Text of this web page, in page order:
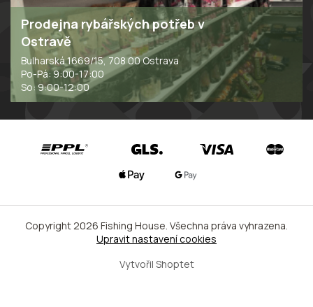
Prodejna rybářských potřeb v
Ostravě
Bulharská 1669/15, 708 00 Ostrava
Po-Pá: 9:00-17:00
So: 9:00-12:00
Vytvořil Shoptet
Copyright 2026 Fishing House. Všechna práva vyhrazena.
Upravit nastavení cookies